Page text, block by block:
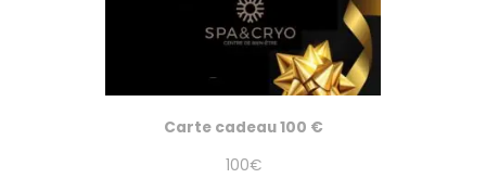
Carte cadeau 100 €
100€